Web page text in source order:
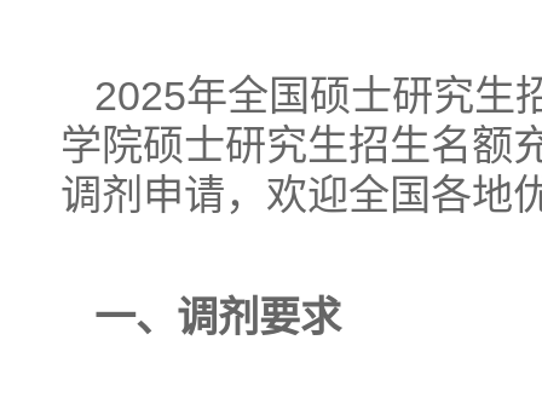
2025年全国硕士研究生
学院硕士研究生招生名额
调剂申请，欢迎全国各地
一、调剂要求